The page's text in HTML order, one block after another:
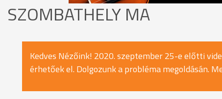
SZOMBATHELY MA
Kedves Nézőink! 2020. szeptember 25-e előtti
érhetőek el. Dolgozunk a probléma megoldásán.